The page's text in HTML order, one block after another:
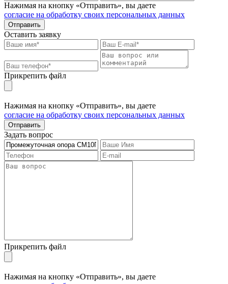
Нажимая на кнопку «Отправить», вы даете
согласие на обработку своих персональных данных
Отправить
Оставить заявку
Прикрепить файл
Нажимая на кнопку «Отправить», вы даете
согласие на обработку своих персональных данных
Отправить
Задать вопрос
Прикрепить файл
Нажимая на кнопку «Отправить», вы даете